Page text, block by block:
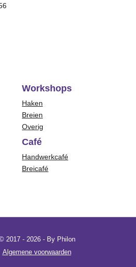
Workshops
Haken
Breien
Overig
Café
Handwerkcafé
Breicafé
2017 - 2026 - By Philon
Algemene voorwaarden